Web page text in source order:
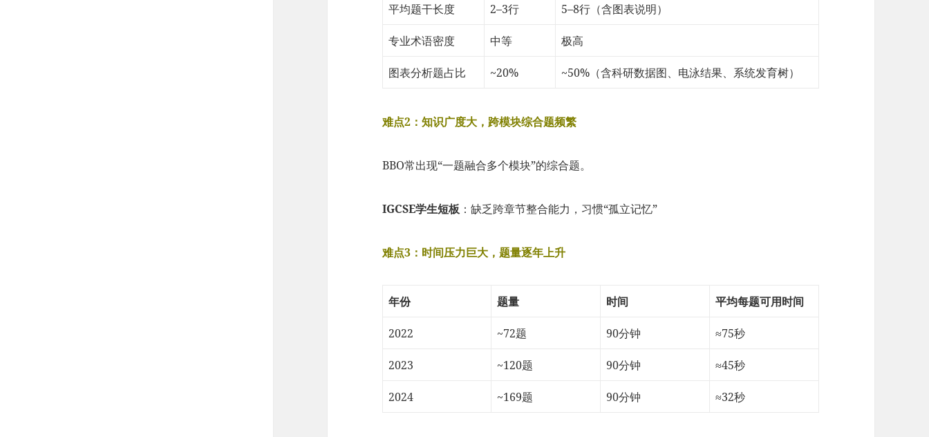
平均题干长度 2–3行 5–8行（含图表说明）
专业术语密度 中等 极高
图表分析题占比 ~20% ~50%（含科研数据图、电泳结果、系统发育树）
难点2：知识广度大，跨模块综合题频繁
BBO常出现“一题融合多个模块”的综合题。
IGCSE学生短板 ：缺乏跨章节整合能力，习惯“孤立记忆”
难点3：时间压力巨大，题量逐年上升
年份 题量 时间 平均每题可用时间
2022 ~72题 90分钟 ≈75秒
2023 ~120题 90分钟 ≈45秒
2024 ~169题 90分钟 ≈32秒